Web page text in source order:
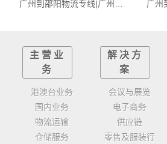
广州到邵阳物流专线|广州至邵阳货运公司
主营业
务
港澳台业务
国内业务
物流运输
仓储服务
解决方
案
会议与展览
电子商务
供应链
零售及服装行